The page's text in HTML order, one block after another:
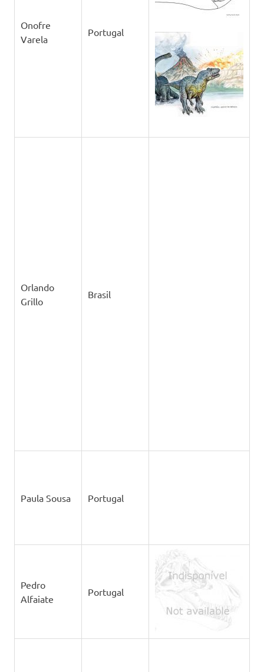
Onofre
Varela
Portugal
Orlando
Grillo
Brasil
Paula Sousa Portugal
Pedro
Alfaiate
Portugal